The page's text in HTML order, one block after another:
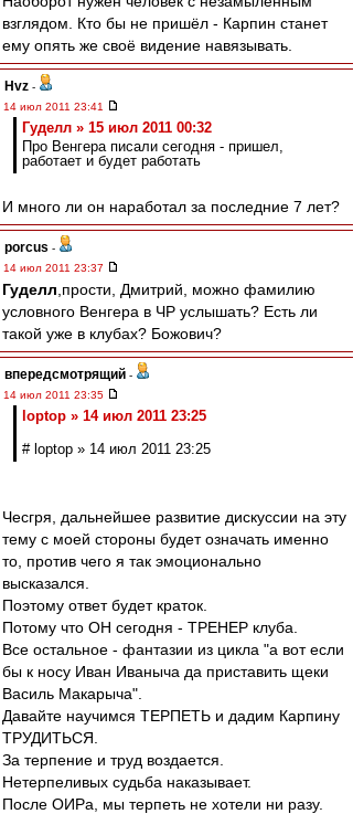
взглядом. Кто бы не пришёл - Карпин станет
ему опять же своё видение навязывать.
Hvz -
14 июл 2011 23:41
Гуделл » 15 июл 2011 00:32
Про Венгера писали сегодня - пришел,
работает и будет работать
И много ли он наработал за последние 7 лет?
porcus -
14 июл 2011 23:37
Гуделл ,прости, Дмитрий, можно фамилию
условного Венгера в ЧР услышать? Есть ли
такой уже в клубах? Божович?
впередсмотрящий -
14 июл 2011 23:35
loptop » 14 июл 2011 23:25
# loptop » 14 июл 2011 23:25
Чесгря, дальнейшее развитие дискуссии на эту
тему с моей стороны будет означать именно
то, против чего я так эмоционально
высказался.
Поэтому ответ будет краток.
Потому что ОН сегодня - ТРЕНЕР клуба.
Все остальное - фантазии из цикла "а вот если
бы к носу Иван Иваныча да приставить щеки
Василь Макарыча".
Давайте научимся ТЕРПЕТЬ и дадим Карпину
ТРУДИТЬСЯ.
За терпение и труд воздается.
Нетерпеливых судьба наказывает.
После ОИРа, мы терпеть не хотели ни разу.